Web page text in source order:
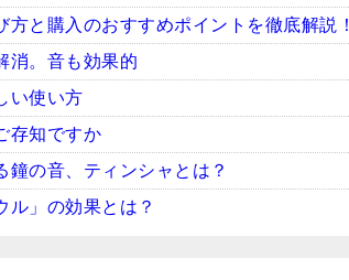
と購入のおすすめポイントを徹底解説！
消。音も効果的
い使い方
存知ですか
鐘の音、ティンシャとは？
ル」の効果とは？